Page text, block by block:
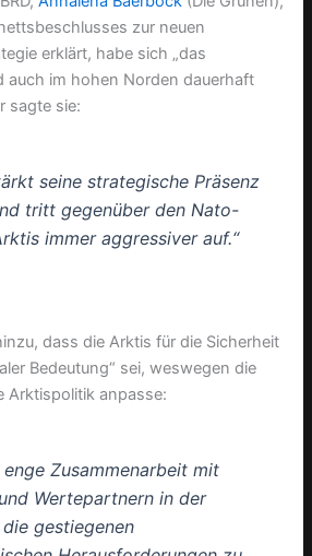
zur neuen
erklärt, habe sich „das
auch im hohen Norden dauerhaft
sagte sie:
seine strategische Präsenz
tritt gegenüber den Nato-
immer aggressiver auf.“
dass die Arktis für die Sicherheit
Bedeutung“ sei, weswegen die
Arktispolitik anpasse:
enge Zusammenarbeit mit
Wertepartnern in der
gestiegenen